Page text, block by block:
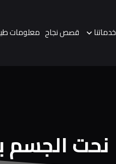
خدماتنا قصص نجاح معلومات
نحت الجسم